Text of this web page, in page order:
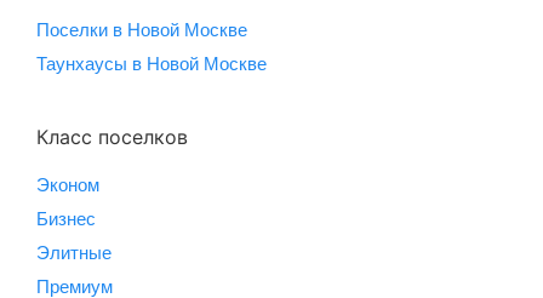
Поселки в Новой Москве
Таунхаусы в Новой Москве
Класс поселков
Эконом
Бизнес
Элитные
Премиум